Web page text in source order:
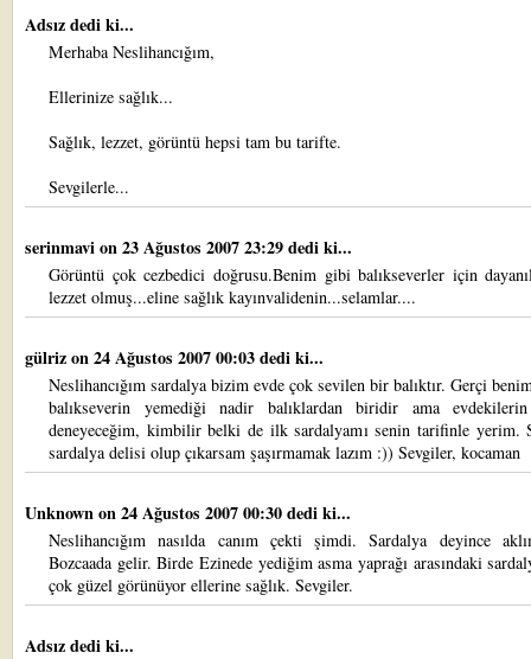
Adsız dedi ki...
Merhaba Neslihancığım,
Ellerinize sağlık...
Sağlık, lezzet, görüntü hepsi tam bu tarifte.
Sevgilerle...
serinmavion 23 Ağustos 2007 23:29 dedi ki...
Görüntü çok cezbedici doğrusu.Benim gibi balıkseverler için
lezzet olmuş...eline sağlık kayınvalidenin...selamlar....
gülrizon 24 Ağustos 2007 00:03 dedi ki...
Neslihancığım sardalya bizim evde çok sevilen bir balıktır. Gerçi
balıkseverin yemediği nadir balıklardan biridir ama evdekilerin
deneyeceğim, kimbilir belki de ilk sardalyamı senin tarifinle yerim.
sardalya delisi olup çıkarsam şaşırmamak lazım :)) Sevgiler, kocaman
Unknownon 24 Ağustos 2007 00:30 dedi ki...
Neslihancığım nasılda canım çekti şimdi. Sardalya deyince
Bozcaada gelir. Birde Ezinede yediğim asma yaprağı arasındaki
çok güzel görünüyor ellerine sağlık. Sevgiler.
Adsız dedi ki...